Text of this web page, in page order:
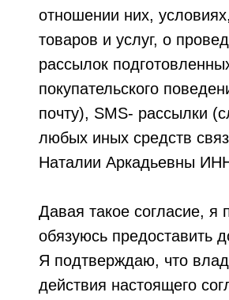
отношении них,
товаров и услуг, о
рассылок
покупательского
почту), SMS- рассылки
любых иных средств
Наталии Аркадьевны
Давая такое согласие,
обязуюсь предоставить
Я подтверждаю, что
действия настоящего